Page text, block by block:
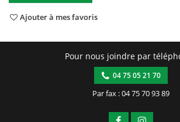
Ajouter à mes favoris
Pour nous joindre par
04 75 05 21 70
Par fax : 04 75 70 93 89